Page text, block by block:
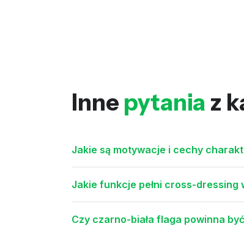
Inne pytania z
Jakie są motywacje i cechy
Jakie funkcje pełni cross-
Czy czarno-biała flaga powinna